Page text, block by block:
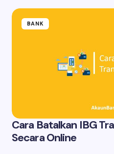
BANK
Cara Batalkan IBG
Secara Online